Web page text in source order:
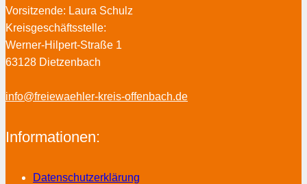
Vorsitzende: Laura Schulz
Kreisgeschäftsstelle:
Werner-Hilpert-Straße 1
63128 Dietzenbach
info@freiewaehler-kreis-offenbach.de
Informationen:
Datenschutzerklärung